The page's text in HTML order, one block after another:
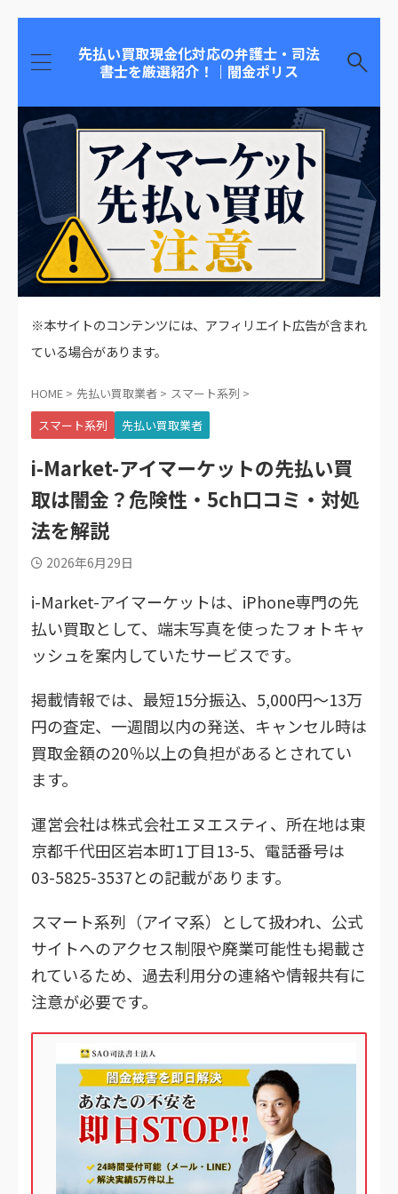
先払い買取現金化対応の弁護士・司法
書士を厳選紹介！｜闇金ポリス
※本サイトのコンテンツには、アフィリエイト広告が含まれ
ている場合があります。
HOME > 先払い買取業者 > スマート系列 >
スマート系列
先払い買取業者
i-Market-アイマーケットの先払い買
取は闇金？危険性・5ch口コミ・対処
法を解説
2026年6月29日
i-Market-アイマーケットは、iPhone専門の先
払い買取として、端末写真を使ったフォトキャ
ッシュを案内していたサービスです。
掲載情報では、最短15分振込、5,000円～13万
円の査定、一週間以内の発送、キャンセル時は
買取金額の20％以上の負担があるとされてい
ます。
運営会社は株式会社エヌエスティ、所在地は東
京都千代田区岩本町1丁目13-5、電話番号は
03-5825-3537との記載があります。
スマート系列（アイマ系）として扱われ、公式
サイトへのアクセス制限や廃業可能性も掲載さ
れているため、過去利用分の連絡や情報共有に
注意が必要です。